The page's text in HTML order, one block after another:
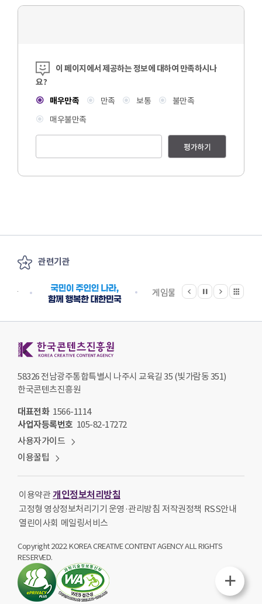
콘텐츠 만족도 조사
이 페이지에서 제공하는 정보에 대하여 만족하시나
요?
매우만족
만족 보통
불만족
매우불만족
평가하기
관련기관
게임물관리위원회
이전
정지
다음 관련기관 전체보기
58326 전남광주통합특별시 나주시 교육길 35 (빛가람동 351)
한국콘텐츠진흥원
대표전화 1566-1114
사업자등록번호 105-82-17272
사용자가이드
이용꿀팁
이용약관 개인정보처리방침
고정형 영상정보처리기기 운영·관리방침 저작권정책 RSS안내
열린이사회 메일링서비스
Copyright 2022. KOREA CREATIVE CONTENT AGENCY ALL RIGHTS
RESERVED.